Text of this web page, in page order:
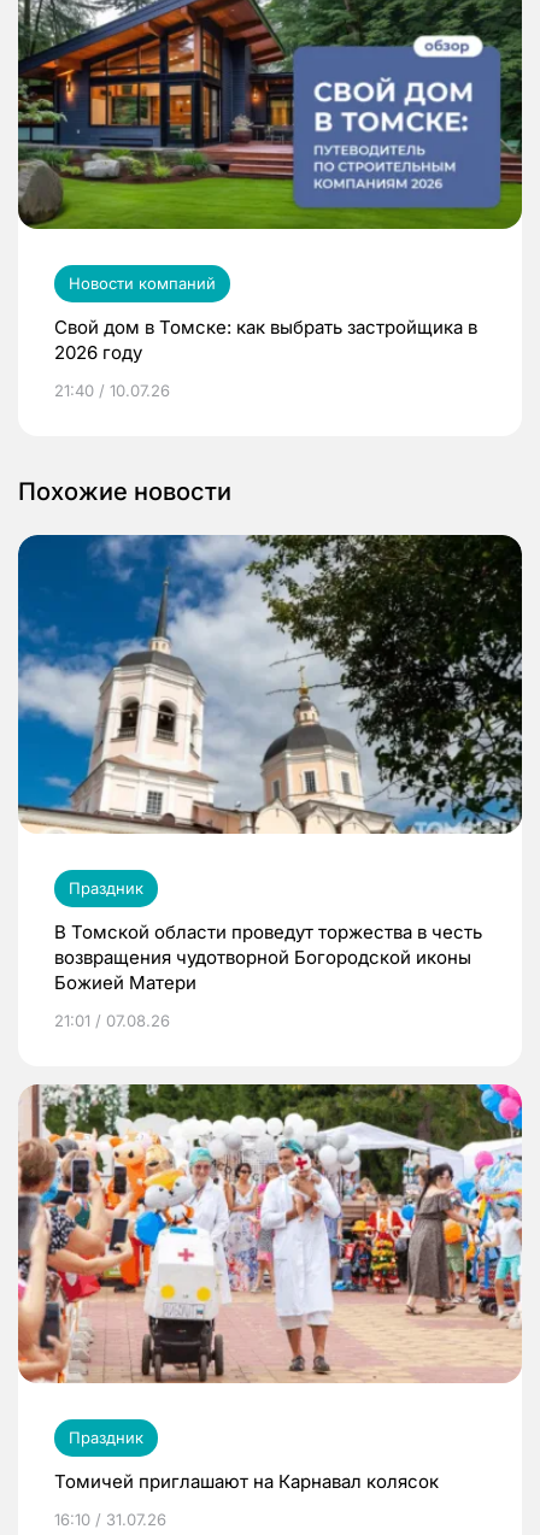
Новости компаний
Свой дом в Томске: как выбрать застройщика в
2026 году
21:40 / 10.07.26
Похожие новости
Праздник
В Томской области проведут торжества в честь
возвращения чудотворной Богородской иконы
Божией Матери
21:01 / 07.08.26
Праздник
Томичей приглашают на Карнавал колясок
16:10 / 31.07.26